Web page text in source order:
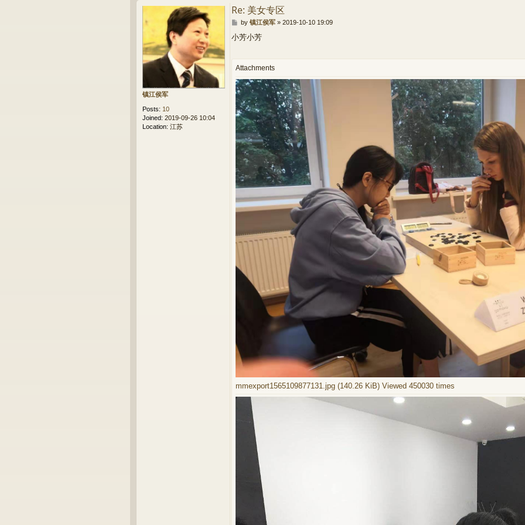
镇江侯军
Posts: 10
Joined: 2019-09-26 10:04
Location: 江苏
Re: 美女专区
P
s
by 镇江侯军» 2019-10-10 19:09
小芳小芳
Attachments
mmexport1565109877131.jpg (140.26 KiB) Viewed 450030 times